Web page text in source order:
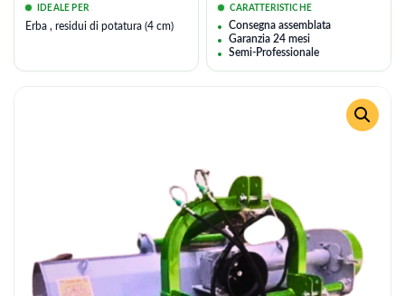
IDEALE PER
Erba , residui di potatura (4 cm)
CARATTERISTICHE
Consegna assemblata
Garanzia 24 mesi
Semi-Professionale